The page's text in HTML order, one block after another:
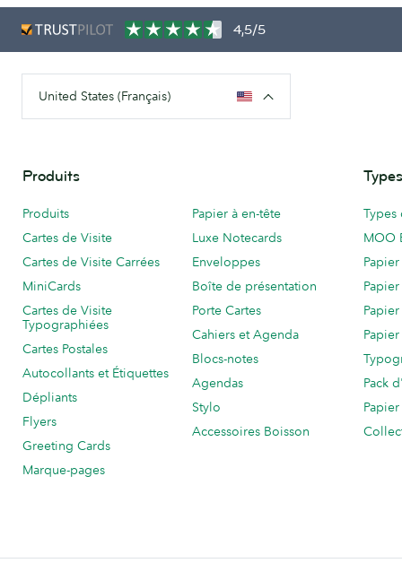
4,5/5
United States (Français)
Produits
Produits
Cartes de Visite
Cartes de Visite Carrées
MiniCards
Cartes de Visite
Typographiées
Cartes Postales
Autocollants et Étiquettes
Dépliants
Flyers
Greeting Cards
Marque-pages
Papier à en-tête
Luxe Notecards
Enveloppes
Boîte de présentation
Porte Cartes
Cahiers et Agenda
Blocs-notes
Agendas
Stylo
Accessoires Boisson
MOO
Pack